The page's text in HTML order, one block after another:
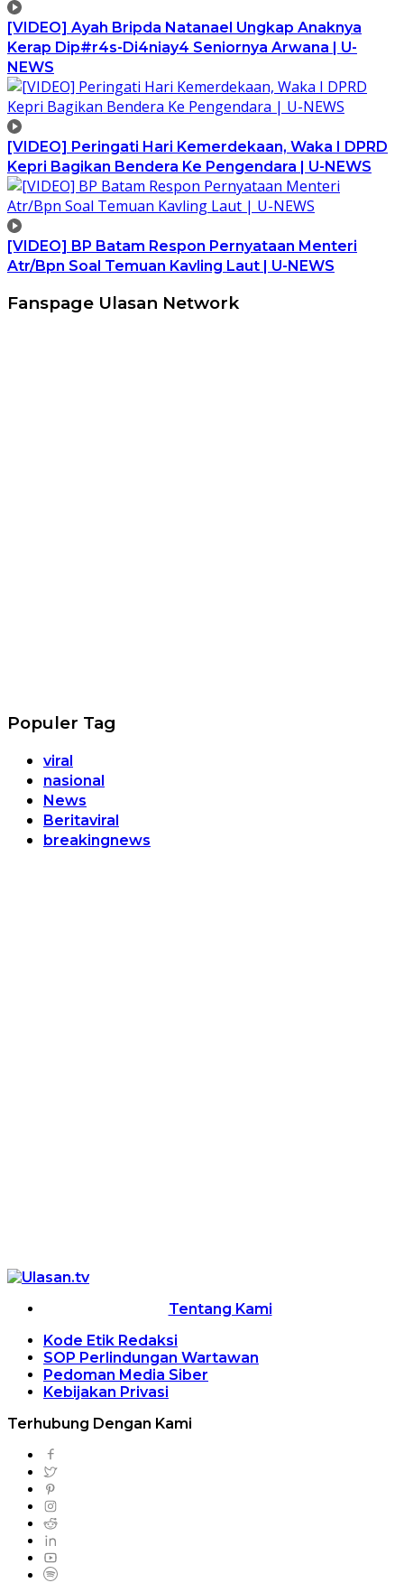
[VIDEO] Ayah Bripda Natanael Ungkap Anaknya
Kerap Dip#r4s-Di4niay4 Seniornya Arwana | U-
NEWS
[VIDEO] Peringati Hari Kemerdekaan, Waka I DPRD
Kepri Bagikan Bendera Ke Pengendara | U-NEWS
[VIDEO] BP Batam Respon Pernyataan Menteri
Atr/Bpn Soal Temuan Kavling Laut | U-NEWS
Fanspage Ulasan Network
Populer Tag
viral
nasional
News
Beritaviral
breakingnews
Tentang Kami
Kode Etik Redaksi
SOP Perlindungan Wartawan
Pedoman Media Siber
Kebijakan Privasi
Terhubung Dengan Kami